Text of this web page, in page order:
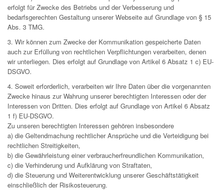
erfolgt für Zwecke des Betriebs und der Verbesserung und
bedarfsgerechten Gestaltung unserer Webseite auf Grundlage von § 15
Abs. 3 TMG.
3. Wir können zum Zwecke der Kommunikation gespeicherte Daten
auch zur Erfüllung von rechtlichen Verpflichtungen verarbeiten, denen
wir unterliegen. Dies erfolgt auf Grundlage von Artikel 6 Absatz 1 c) EU-
DSGVO.
4. Soweit erforderlich, verarbeiten wir Ihre Daten über die vorgenannten
Zwecke hinaus zur Wahrung unserer berechtigten Interessen oder der
Interessen von Dritten. Dies erfolgt auf Grundlage von Artikel 6 Absatz
1 f) EU-DSGVO.
Zu unseren berechtigten Interessen gehören insbesondere
a) die Geltendmachung rechtlicher Ansprüche und die Verteidigung bei
rechtlichen Streitigkeiten,
b) die Gewährleistung einer verbraucherfreundlichen Kommunikation,
c) die Verhinderung und Aufklärung von Straftaten,
d) die Steuerung und Weiterentwicklung unserer Geschäftstätigkeit
einschließlich der Risikosteuerung.